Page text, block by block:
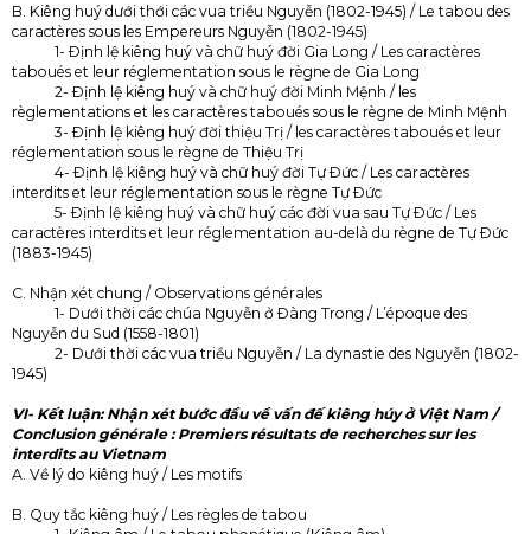
B. Kiêng huý dưới thới các vua triều Nguyễn (1802-1945) / Le tabou des
caractères sous les Empereurs Nguyễn (1802-1945)
1- Ðịnh lệ kiêng huý và chữ huý đời Gia Long / Les caractères
taboués et leur réglementation sous le règne de Gia Long
2- Ðịnh lệ kiêng huý và chữ huý đời Minh Mệnh / les
règlementations et les caractères taboués sous le règne de Minh Mệnh
3- Ðịnh lệ kiêng huý đời thiệu Trị / les caractères taboués et leur
réglementation sous le règne de Thiệu Trị
4- Ðịnh lệ kiêng huý và chữ huý đời Tự Ðức / Les caractères
interdits et leur réglementation sous le règne Tự Ðức
5- Ðịnh lệ kiêng huý và chữ huý các đời vua sau Tự Ðức / Les
caractères interdits et leur réglementation au-delà du règne de Tự Ðức
(1883-1945)
C. Nhận xét chung / Observations générales
1- Dưới thời các chúa Nguyễn ở Ðàng Trong / L’époque des
Nguyễn du Sud (1558-1801)
2- Dưới thời các vua triều Nguyễn / La dynastie des Nguyễn (1802-
1945)
VI- Kết luận: Nhận xét bước đầu về vấn đế kiêng húy ở Việt Nam /
Conclusion générale : Premiers résultats de recherches sur les
interdits au Vietnam
A. Về lý do kiêng huý / Les motifs
B. Quy tắc kiêng huý / Les règles de tabou